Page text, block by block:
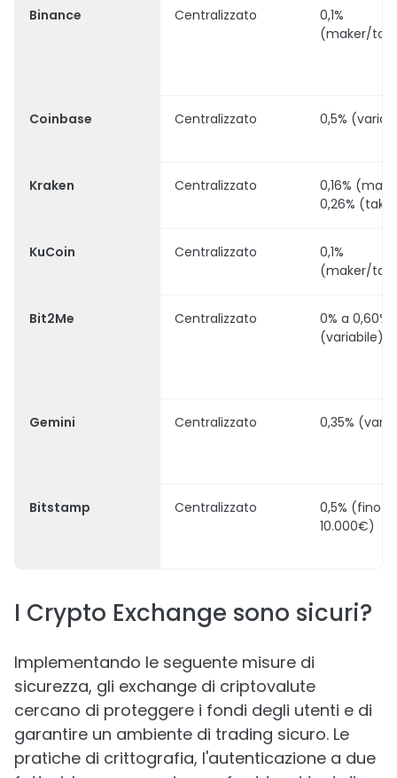
Binance Centralizzato
0,1%
(maker/
Coinbase Centralizzato 0,5%
Kraken Centralizzato
0,16%
0,26%
KuCoin Centralizzato
0,1%
(maker/
Bit2Me Centralizzato
0% a 0,60%
(variabile)
Gemini Centralizzato 0,35%
Bitstamp Centralizzato
0,5% (fino a
10.000€)
I Crypto Exchange sono sicuri?
Implementando le seguente misure di
sicurezza, gli exchange di criptovalute
cercano di proteggere i fondi degli utenti e di
garantire un ambiente di trading sicuro. Le
pratiche di crittografia, l'autenticazione a due